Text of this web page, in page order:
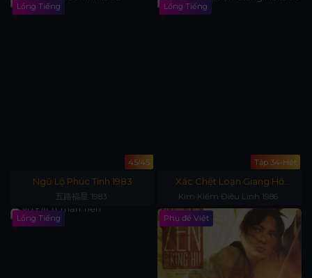
Lồng Tiếng
45/45
Ngũ Lộ Phúc Tinh 1983
五路福星 1983
Lồng Tiếng
Tập 34-Hết
Xác Chết Loạn Giang Hồ
1986
Kim Kiếm Điêu Linh 1986
Lồng Tiếng Phụ đề Việt